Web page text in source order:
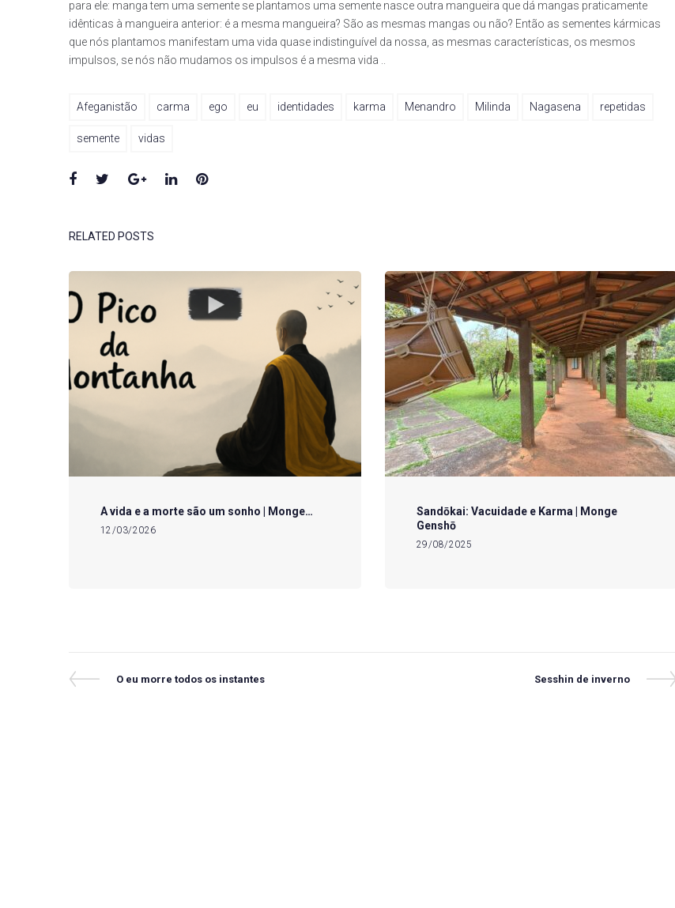
para ele: manga tem uma semente se plantamos uma semente nasce outra mangueira que dá mangas praticamente
idênticas à mangueira anterior: é a mesma mangueira? São as mesmas mangas ou não? Então as sementes kármicas
que nós plantamos manifestam uma vida quase indistinguível da nossa, as mesmas características, os mesmos
impulsos, se nós não mudamos os impulsos é a mesma vida ..
Afeganistão carma ego eu identidades karma Menandro Milinda Nagasena repetidas
semente vidas
Facebook
TwitterGoogle+LinkedInPinterest
RELATED POSTS
A vida e a morte são um sonho | Monge…
12/03/2026
Sandōkai: Vacuidade e Karma | Monge
Genshō
29/08/2025
Navegação
Previous
O eu morre todos os instantes
Next
Sesshin de inverno